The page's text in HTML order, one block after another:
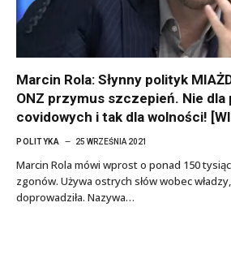
Marcin Rola: Słynny polityk
ONZ przymus szczepień. Nie
covidowych i tak dla wolności!
POLITYKA 25 WRZEŚNIA 2021
Marcin Rola mówi wprost o ponad 150
zgonów. Używa ostrych słów wobec
doprowadziła. Nazywa…